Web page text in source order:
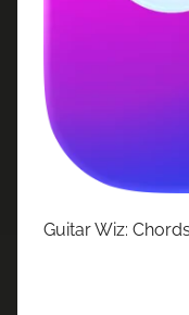
Guitar Wiz: